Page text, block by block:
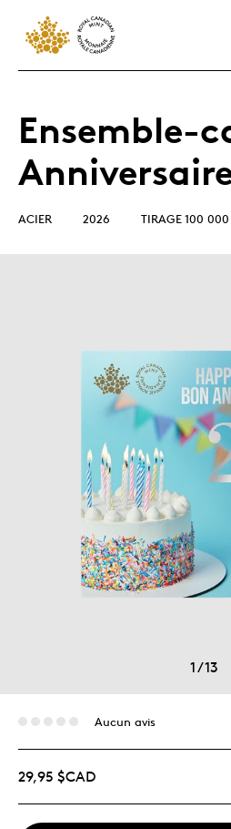
Ensemble-
ACIER 2026 TIRAGE 100 000
1/13
Aucun avis
29,95 $CAD